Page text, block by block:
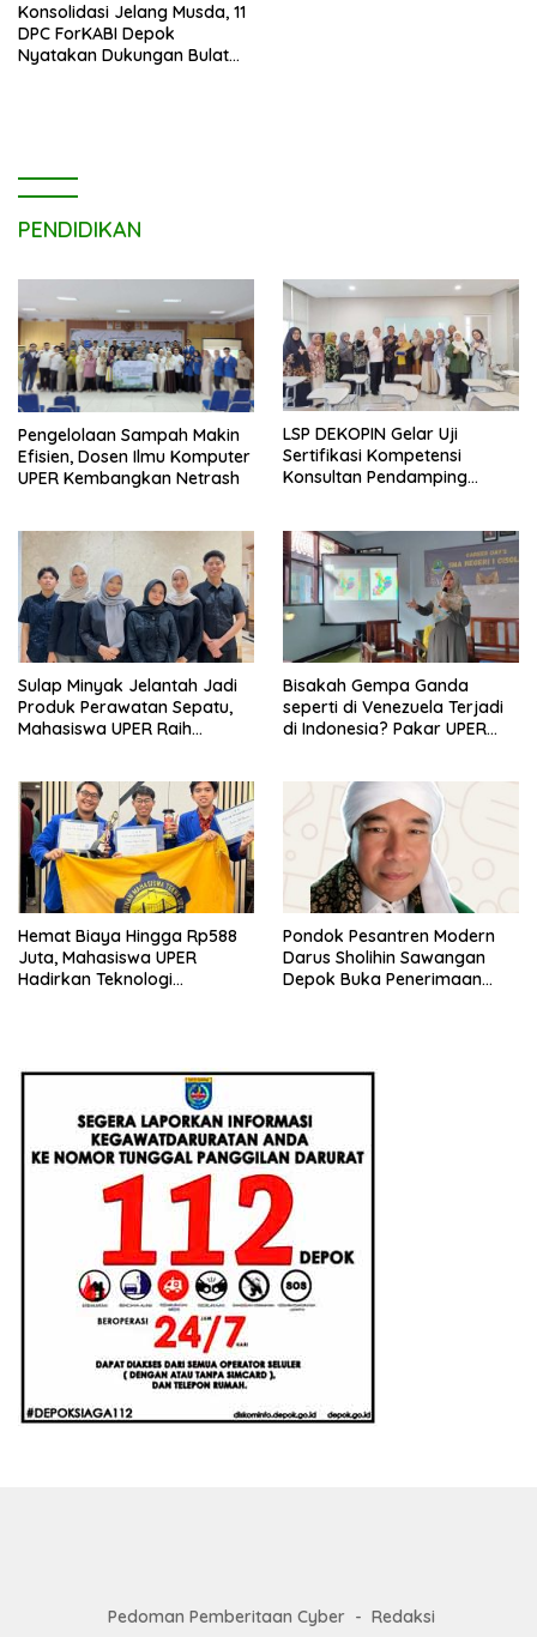
Konsolidasi Jelang Musda, 11
DPC ForKABI Depok
Nyatakan Dukungan Bulat
PENDIDIKAN
Pengelolaan Sampah Makin
Efisien, Dosen Ilmu Komputer
UPER Kembangkan Netrash
LSP DEKOPIN Gelar Uji
Sertifikasi Kompetensi
Konsultan Pendamping
Sulap Minyak Jelantah Jadi
Produk Perawatan Sepatu,
Mahasiswa UPER Raih
Bisakah Gempa Ganda
seperti di Venezuela Terjadi
di Indonesia? Pakar UPER
Hemat Biaya Hingga Rp588
Juta, Mahasiswa UPER
Hadirkan Teknologi
Pondok Pesantren Modern
Darus Sholihin Sawangan
Depok Buka Penerimaan
Pedoman Pemberitaan Cyber Redaksi